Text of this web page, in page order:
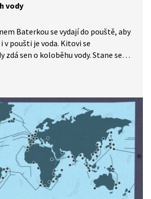
vody
Baterkou se vydají do pouště, aby
v poušti je voda. Kitovi se
zdá sen o koloběhu vody. Stane se
díle ze seriálu Kosmix: